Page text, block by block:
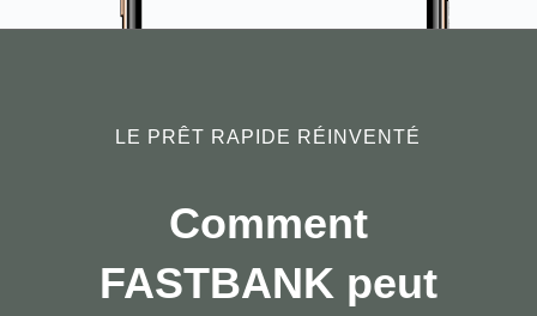
LE PRÊT RAPIDE RÉINVENTÉ
Comment
FASTBANK peut